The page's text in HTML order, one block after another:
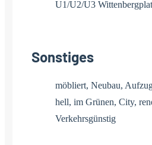
U1/U2/U3
Sonstiges
möbliert, Neubau,
hell, im Grünen, City,
Verkehrsgünstig